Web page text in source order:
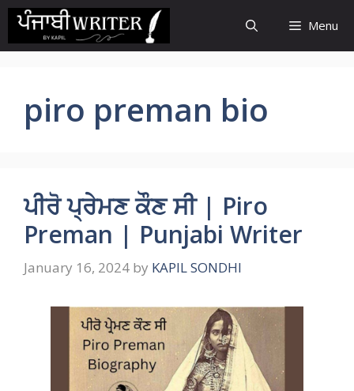
Skip
content
Menu
piro preman bio
ਪੀਰੋ ਪ੍ਰੇਮਣ ਕੌਣ ਸੀ | Piro
Preman | Punjabi Writer
January 16, 2024 by KAPIL SONDHI